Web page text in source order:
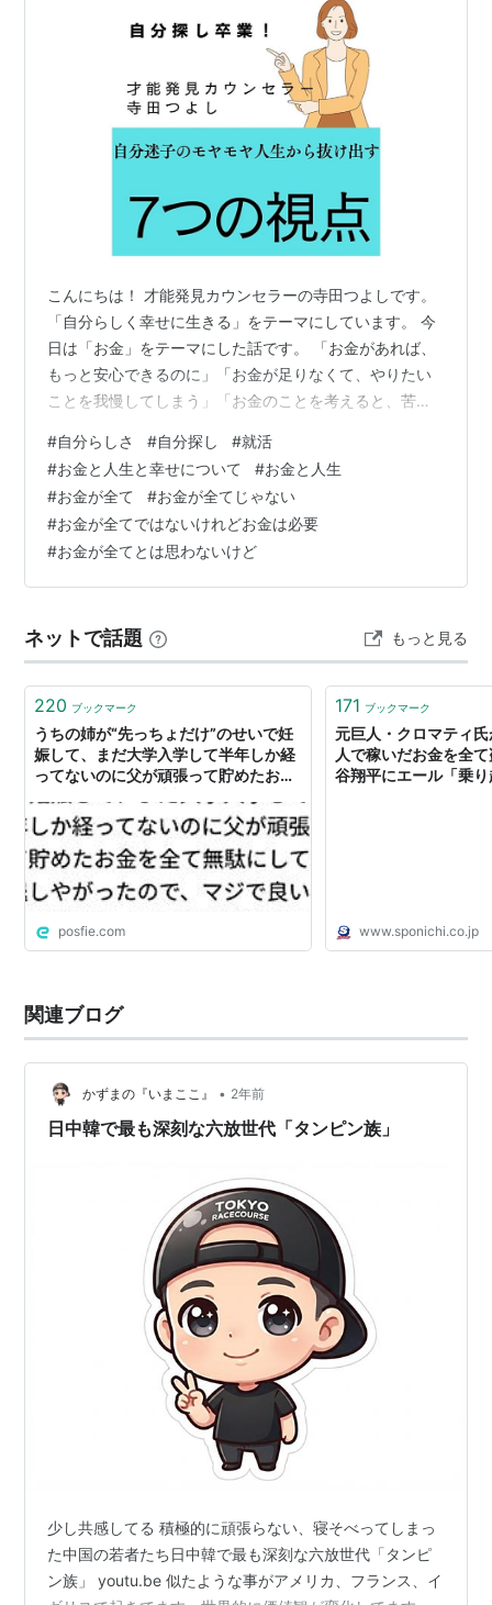
こんにちは！ 才能発見カウンセラーの寺田つよしです。
「自分らしく幸せに生きる」をテーマにしています。 今
日は「お金」をテーマにした話です。 「お金があれば、
もっと安心できるのに」「お金が足りなくて、やりたい
ことを我慢してしまう」「お金のことを考えると、苦し
ょ」「いやいや、愛があればお金なんていらないよ」 こ
んな言葉、あなたも一度は耳にしたことがあるのではな
いでしょうか。どちらも一理あるように思えるし、時に
はその言葉に救われることもあります。 「結局どないや
ねん！！」(笑) 個人的には、「お金が全て！！」って意
見には「なんか嫌な感じがする！…
#自分らしさ #自分探し #就活
#お金と人生と幸せについて #お金と人生
#お金が全て #お金が全てじゃない
#お金が全てではないけれどお金は必要
#お金が全てとは思わないけど
ネットで話題 もっと見る
220 ブックマーク
うちの姉が“先っちょだけ”のせいで妊
娠して、まだ大学入学して半年しか経
ってないのに父が頑張って貯めたお金
で、マジで良い思い出がない→「この
文化滅びて欲しい」
posfie.com
171 ブックマーク
元巨人・クロマティ
人で稼いだお金を全
谷翔平にエール「乗
www.sponichi.co.jp
関連ブログ
かずまの『いまここ』 • 2年前
日中韓で最も深刻な六放世代「タンピン族」
少し共感してる 積極的に頑張らない、寝そべってしまっ
た中国の若者たち日中韓で最も深刻な六放世代「タンピ
ン族」 youtu.be 似たような事がアメリカ、フランス、イ